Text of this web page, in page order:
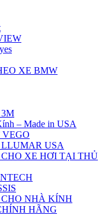
XE BMW
– Made in USA
USA
XE HƠI TẠI THỦ
NHÀ KÍNH
HÃNG